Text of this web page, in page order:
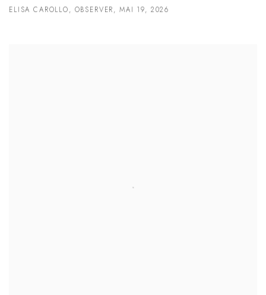
ELISA CAROLLO, OBSERVER, MAI 19, 2026